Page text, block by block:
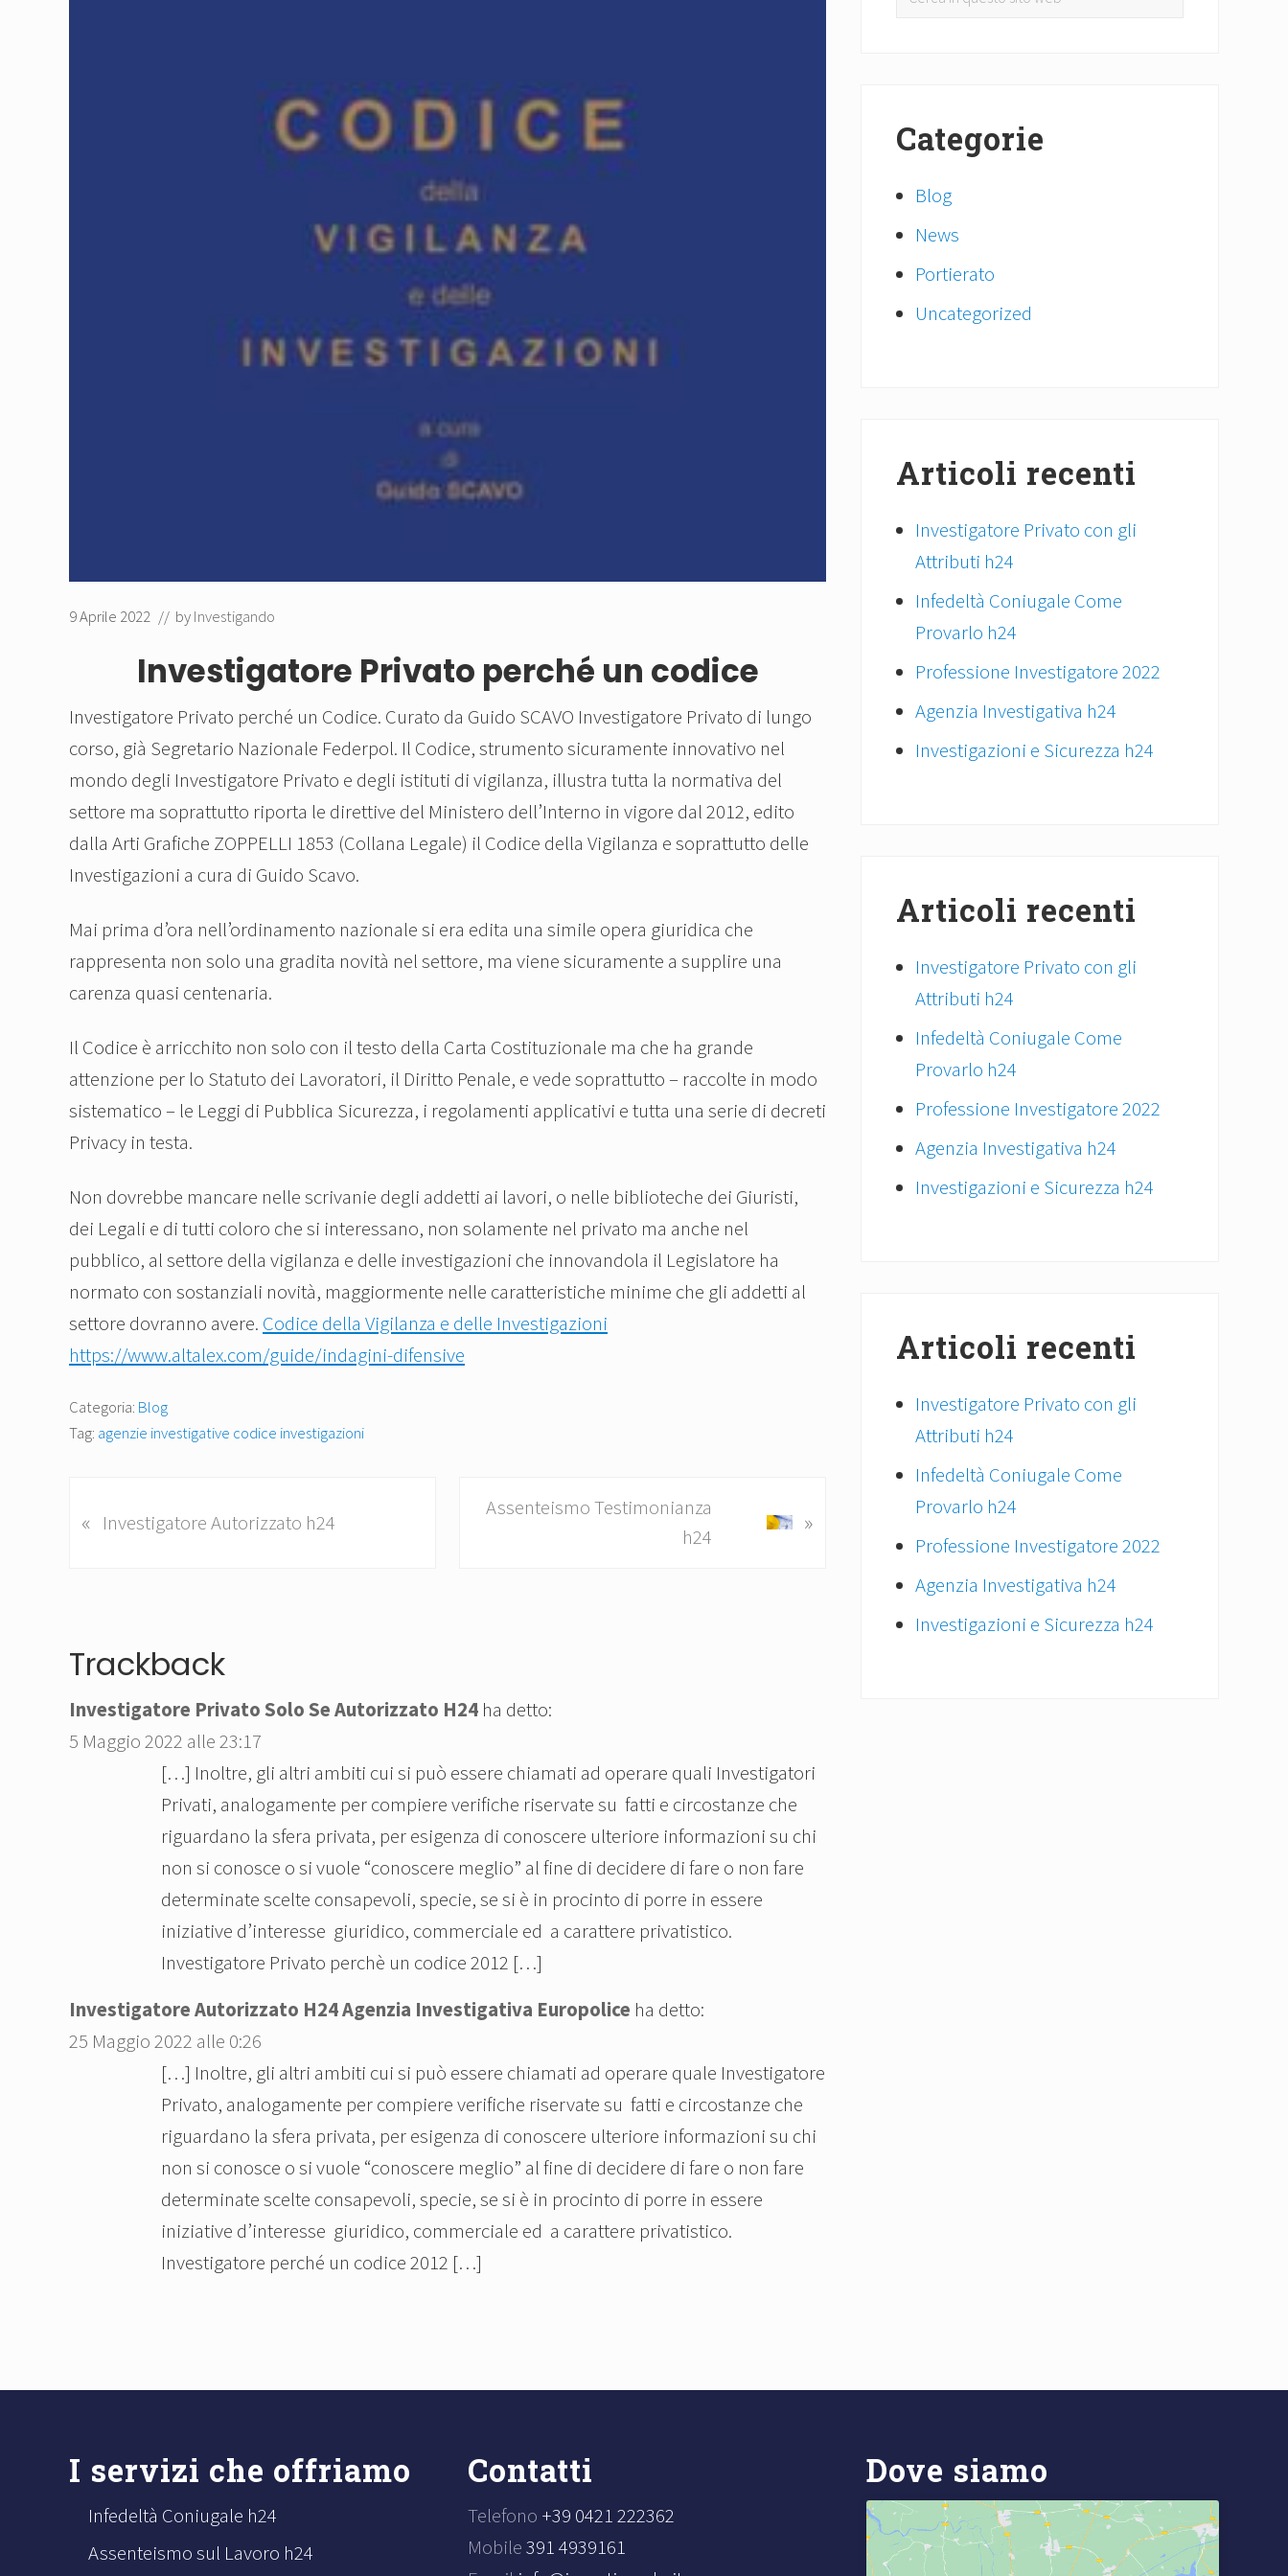
9 Aprile 2022 // byInvestigando
Investigatore Privato perché un codice
Investigatore Privato perché un Codice. Curato da Guido SCAVO Investigatore Privato di lungo
corso, già Segretario Nazionale Federpol. Il Codice, strumento sicuramente innovativo nel
mondo degli Investigatore Privato e degli istituti di vigilanza, illustra tutta la normativa del
settore ma soprattutto riporta le direttive del Ministero dell’Interno in vigore dal 2012, edito
dalla Arti Grafiche ZOPPELLI 1853 (Collana Legale) il Codice della Vigilanza e soprattutto delle
Investigazioni a cura di Guido Scavo.
Mai prima d’ora nell’ordinamento nazionale si era edita una simile opera giuridica che
rappresenta non solo una gradita novità nel settore, ma viene sicuramente a supplire una
carenza quasi centenaria.
Il Codice è arricchito non solo con il testo della Carta Costituzionale ma che ha grande
attenzione per lo Statuto dei Lavoratori, il Diritto Penale, e vede soprattutto – raccolte in modo
sistematico – le Leggi di Pubblica Sicurezza, i regolamenti applicativi e tutta una serie di decreti
Privacy in testa.
Non dovrebbe mancare nelle scrivanie degli addetti ai lavori, o nelle biblioteche dei Giuristi,
dei Legali e di tutti coloro che si interessano, non solamente nel privato ma anche nel
pubblico, al settore della vigilanza e delle investigazioni che innovandola il Legislatore ha
normato con sostanziali novità, maggiormente nelle caratteristiche minime che gli addetti al
settore dovranno avere. Codice della Vigilanza e delle Investigazioni
https://www.altalex.com/guide/indagini-difensive
Categoria: Blog
Tag: agenzie investigative codice investigazioni
o
r
c
e
« Investigatore Autorizzato h24
c
s
s
i
v
o
:
Assenteismo Testimonianza
h24
»
del
lettore
Trackback
Investigatore Privato Solo Se Autorizzato H24 ha detto:
5 Maggio 2022 alle 23:17
[…] Inoltre, gli altri ambiti cui si può essere chiamati ad operare quali Investigatori
Privati, analogamente per compiere verifiche riservate su fatti e circostanze che
riguardano la sfera privata, per esigenza di conoscere ulteriore informazioni su chi
non si conosce o si vuole “conoscere meglio” al fine di decidere di fare o non fare
determinate scelte consapevoli, specie, se si è in procinto di porre in essere
iniziative d’interesse giuridico, commerciale ed a carattere privatistico.
Investigatore Privato perchè un codice 2012 […]
Investigatore Autorizzato H24 Agenzia Investigativa Europolice ha detto:
25 Maggio 2022 alle 0:26
[…] Inoltre, gli altri ambiti cui si può essere chiamati ad operare quale Investigatore
Privato, analogamente per compiere verifiche riservate su fatti e circostanze che
riguardano la sfera privata, per esigenza di conoscere ulteriore informazioni su chi
non si conosce o si vuole “conoscere meglio” al fine di decidere di fare o non fare
determinate scelte consapevoli, specie, se si è in procinto di porre in essere
iniziative d’interesse giuridico, commerciale ed a carattere privatistico.
Investigatore perché un codice 2012 […]
Categorie
Blog
News
Portierato
Uncategorized
Articoli recenti
Investigatore Privato con gli
Attributi h24
Infedeltà Coniugale Come
Provarlo h24
Professione Investigatore 2022
Agenzia Investigativa h24
Investigazioni e Sicurezza h24
Articoli recenti
Investigatore Privato con gli
Attributi h24
Infedeltà Coniugale Come
Provarlo h24
Professione Investigatore 2022
Agenzia Investigativa h24
Investigazioni e Sicurezza h24
Articoli recenti
Investigatore Privato con gli
Attributi h24
Infedeltà Coniugale Come
Provarlo h24
Professione Investigatore 2022
Agenzia Investigativa h24
Investigazioni e Sicurezza h24
I servizi che offriamo
Infedeltà Coniugale h24
Assenteismo sul Lavoro h24
Contatti
Telefono +39 0421 222362
Mobile391 4939161
Dove siamo